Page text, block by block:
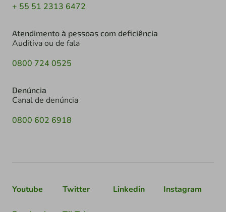
+ 55 51 2313 6472
Atendimento à pessoas com deficiência
Auditiva ou de fala
0800 724 0525
Denúncia
Canal de denúncia
0800 602 6918
Youtube Twitter Linkedin Instagram